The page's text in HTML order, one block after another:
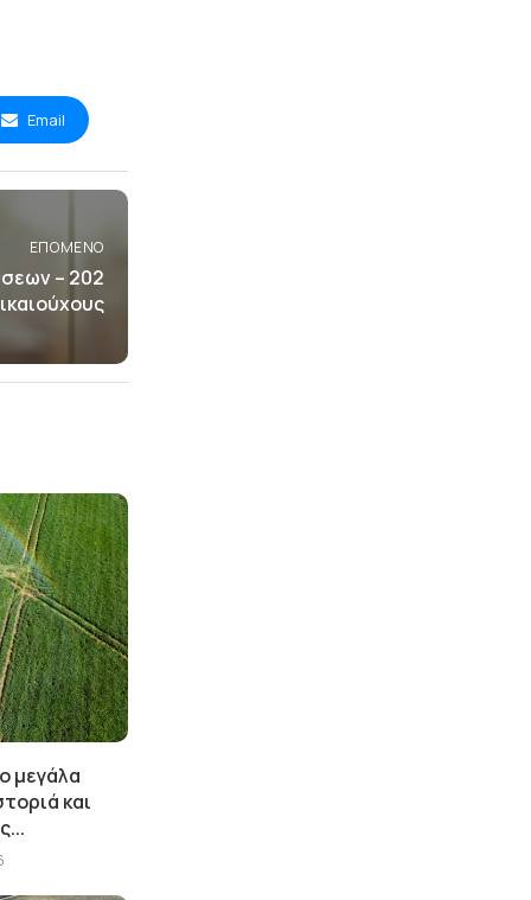
Email
ΕΠΌΜΕΝΟ
– 202
μεγάλα
και